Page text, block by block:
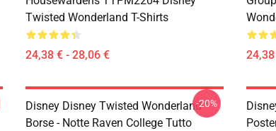
Twisted Wonderland T-Shirts
24,38 € - 28,06 €
Disney Disney Twisted Wonderland
Borse - Notte Raven College Tutto
-20%